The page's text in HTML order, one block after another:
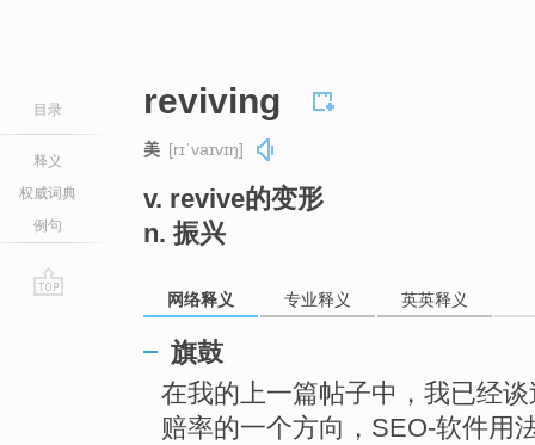
目录
释义
权威词典
例句
reviving
美 [rɪˈvaɪvɪŋ]
v. revive的变形
n. 振兴
网络释义 专业释义 英英释义
旗鼓
在我的上一篇帖子中，我已经
赔率的一个方向，SEO-软件用